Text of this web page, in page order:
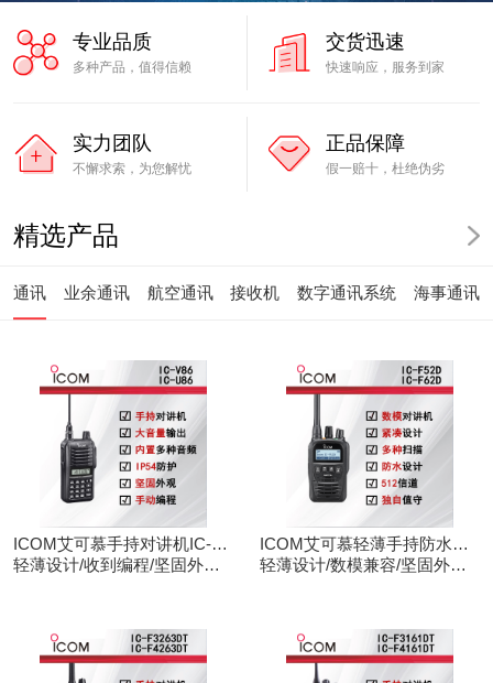
专业品质
多种产品，值得信赖
交货迅速
快速响应，服务到家
实力团队
不懈求索，为您解忧
正品保障
假一赔十，杜绝伪劣
精选产品
通讯 业余通讯 航空通讯 接收机 数字通讯系统 海事通讯
ICOM艾可慕手持对讲机IC-
V86/U86
轻薄设计/收到编程/坚固外观/
ICOM艾可慕轻薄手持防水对
讲机IC-F52D
轻薄设计/数模兼容/坚固外观/